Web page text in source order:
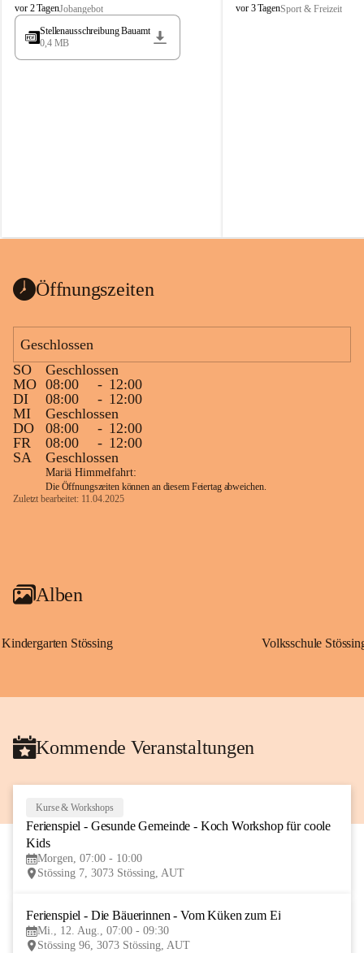
S
t
s
vor 2 TagenJobangebot
Stellenausschreibung Bauamt
0,4 MB
S
vor 3 TagenSport & Freizeit
Öffnungszeiten
Geschlossen
SO
Geschlossen
MO 08:00 - 12:00
DI
08:00 - 12:00
MI
Geschlossen
DO
08:00 - 12:00
FR
08:00 - 12:00
SA
Geschlossen
Mariä Himmelfahrt:
Die Öffnungszeiten können an diesem Feiertag abweichen.
Zuletzt bearbeitet: 11.04.2025
Alben
Kindergarten Stössing Volksschule
Kommende Veranstaltungen
AUG
Kurse & Workshops
Ferienspiel - Gesunde Gemeinde - Koch Workshop für coole
Kids
Morgen, 07:00 - 10:00
Stössing 7, 3073 Stössing, AUT
Ferienspiel - Die Bäuerinnen - Vom Küken zum Ei
Mi., 12. Aug., 07:00 - 09:30
Stössing 96, 3073 Stössing, AUT